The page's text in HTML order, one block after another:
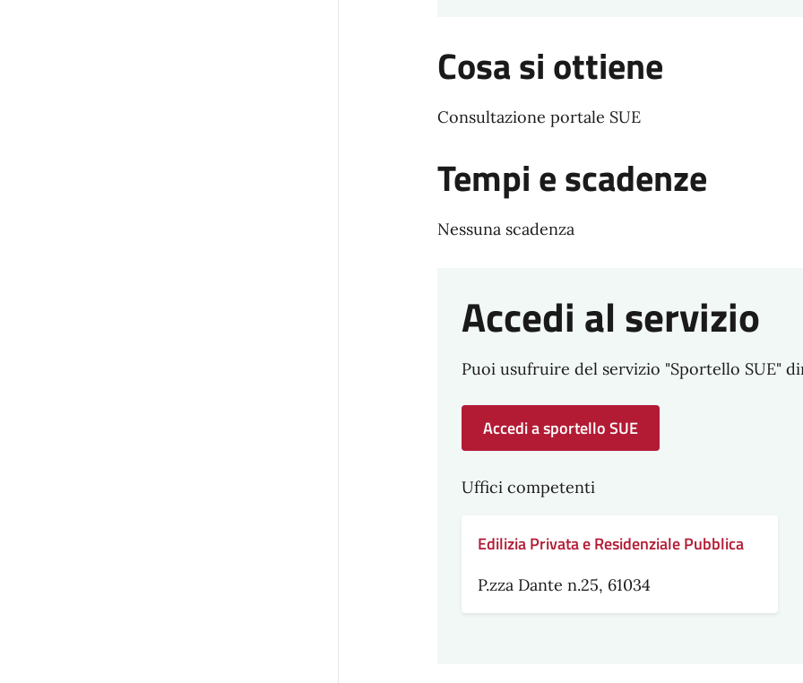
Cosa si ottiene
Consultazione portale SUE
Tempi e scadenze
Nessuna scadenza
Accedi al servizio
Puoi usufruire del servizio "Sportello SUE"
Accedi a sportello SUE
Uffici competenti
Edilizia Privata e Residenziale Pubblica
P.zza Dante n.25, 61034